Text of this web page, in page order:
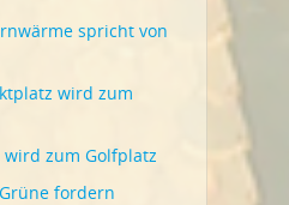
spricht von
wird zum
zum Golfplatz
Grüne fordern